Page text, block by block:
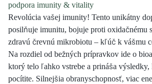
podpora imunity & vitality
Revolúcia vašej imunity! Tento unikátny
posilňuje imunitu, bojuje proti oxidačnému
zdravú črevnú mikrobiotu – kľúč k vášmu
Na rozdiel od bežných prípravkov ide o
ktorý telo ľahko vstrebe a prináša výsledky,
pocítite. Silnejšia obranyschopnosť, viac